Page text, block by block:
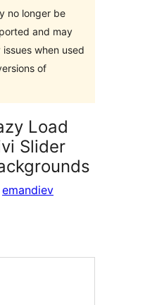
no longer be
and may
when used
of
Load
Slider
emandiev